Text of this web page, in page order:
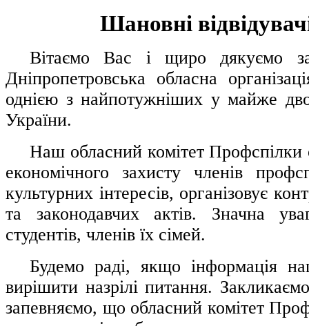
Шановні
Вітаємо Вас і щиро дякуємо за
Дніпропетровська обласна
однією з найпотужніших у майже
України.
Наш обласний комітет Профспілки
економічного захисту членів
культурних інтересів, організовує
та законодавчих актів. Значна
студентів, членів їх сімей.
Будемо раді, якщо інформація
вирішити назрілі питання.
запевняємо, що обласний комітет